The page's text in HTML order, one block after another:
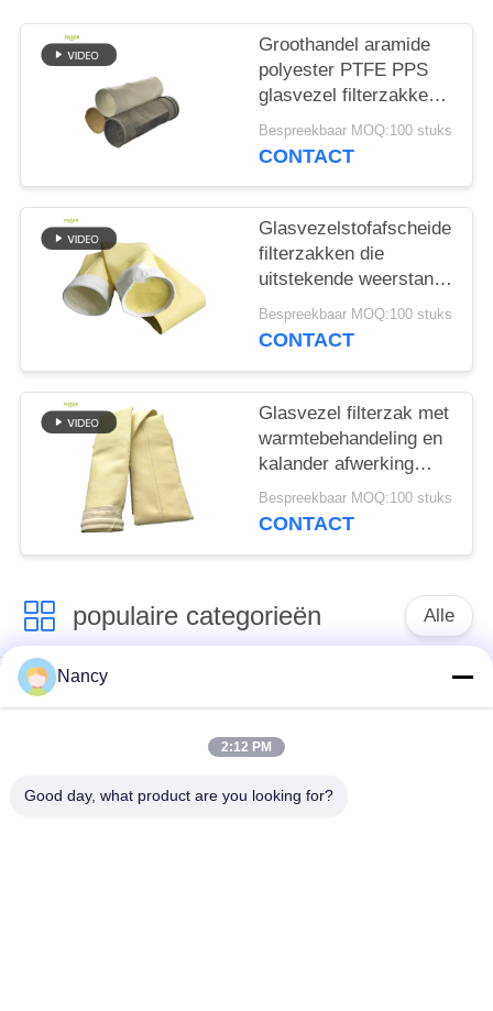
Groothandel aramide
polyester PTFE PPS
glasvezel filterzakken
voor cementfabriek
Bespreekbaar MOQ:100 stuks
CONTACT
Glasvezelstofafscheider
filterzakken die
uitstekende weerstand
bieden tegen hoge
temperaturen, slijtage
Bespreekbaar MOQ:100 stuks
CONTACT
Glasvezel filterzak met
warmtebehandeling en
kalander afwerking
voor verbeterde
duurzaamheid en stof
Bespreekbaar MOQ:100 stuks
CONTACT
populaire categorieën Alle
Stofopvangfilterzakken
Nancy
2:12 PM
Good day, what product are you looking for?